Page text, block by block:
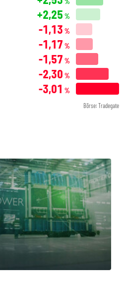
+2,25 %
-1,13 %
-1,17 %
-1,57 %
-2,30 %
-3,01 %
Börse: Tradegate